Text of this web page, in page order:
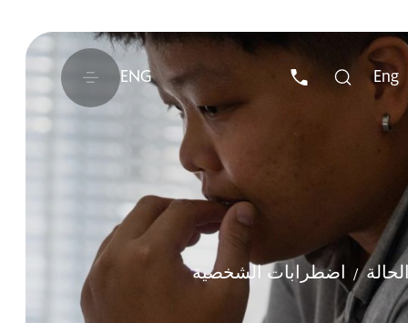
Eng
ENG
/ اضطرابات الشخصية